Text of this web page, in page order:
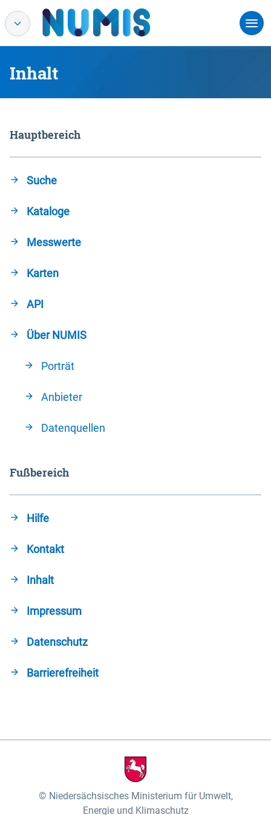
Inhalt
Hauptbereich
Suche
Kataloge
Messwerte
Karten
API
Über NUMIS
Porträt
Anbieter
Datenquellen
Fußbereich
Hilfe
Kontakt
Inhalt
Impressum
Datenschutz
Barrierefreiheit
Niedersächsisches Ministerium für Umwelt,
Energie und Klimaschutz